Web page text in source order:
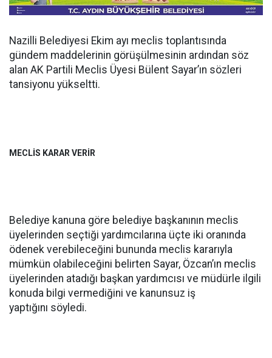
Nazilli Belediyesi Ekim ayı meclis toplantısında
gündem maddelerinin görüşülmesinin ardından söz
alan AK Partili Meclis Üyesi Bülent Sayar’ın sözleri
tansiyonu yükseltti.
MECLİS KARAR VERİR
Belediye kanuna göre belediye başkanının meclis
üyelerinden seçtiği yardımcılarına üçte iki oranında
ödenek verebileceğini bununda meclis kararıyla
mümkün olabileceğini belirten Sayar, Özcan’ın meclis
üyelerinden atadığı başkan yardımcısı ve müdürle ilgili
konuda bilgi vermediğini ve kanunsuz iş
yaptığını söyledi.